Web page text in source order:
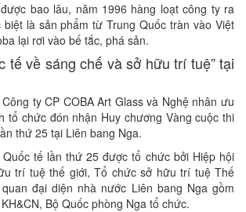
bao lâu, năm 1996 hàng loạt công ty ra
là sản phẩm từ Trung Quốc tràn vào Việt
lại rơi vào bế tắc, phá sản.
tế về sáng chế và sở hữu trí tuệ” tại
ty CP COBA Art Glass và Nghệ nhân ưu
tổ chức đón nhận Huy chương Vàng cuộc thi
thứ 25 tại Liên bang Nga.
tế lần thứ 25 được tổ chức bởi Hiệp hội
trí tuệ thế giới, Tổ chức sở hữu trí tuệ Thế
đại diện nhà nước Liên bang Nga gồm
Bộ Quốc phòng Nga tổ chức.